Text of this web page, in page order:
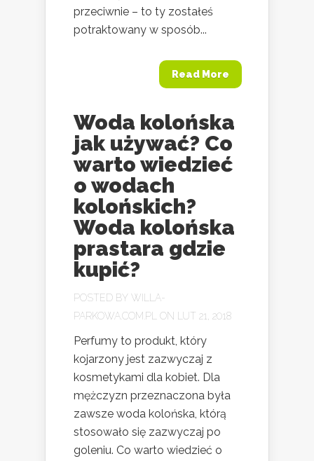
przeciwnie – to ty zostałeś
potraktowany w sposób...
Read More
Woda kolońska
jak używać? Co
warto wiedzieć
o wodach
kolońskich?
Woda kolońska
prastara gdzie
kupić?
POSTED BY WILLA-
PARKOWA.COM.PL
ON LUT 21, 2018
Perfumy to produkt, który
kojarzony jest zazwyczaj z
kosmetykami dla kobiet. Dla
mężczyzn przeznaczona była
zawsze woda kolońska, którą
stosowało się zazwyczaj po
goleniu. Co warto wiedzieć o